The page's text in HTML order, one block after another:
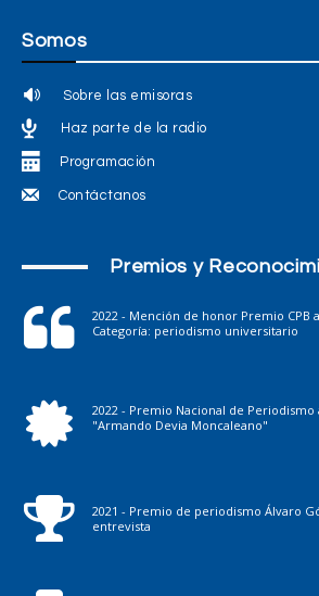
Somos
Sobre las emisoras
Haz parte de la radio
Programación
Contáctanos
Premios y
2022 - Mención de honor Premio
Categoría: periodismo universitario
2022 - Premio Nacional de Periodismo
"Armando Devia Moncaleano"
2021 - Premio de periodismo Álvaro
entrevista